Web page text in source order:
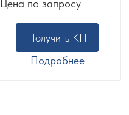
Цена по запросу
Получить КП
Подробнее